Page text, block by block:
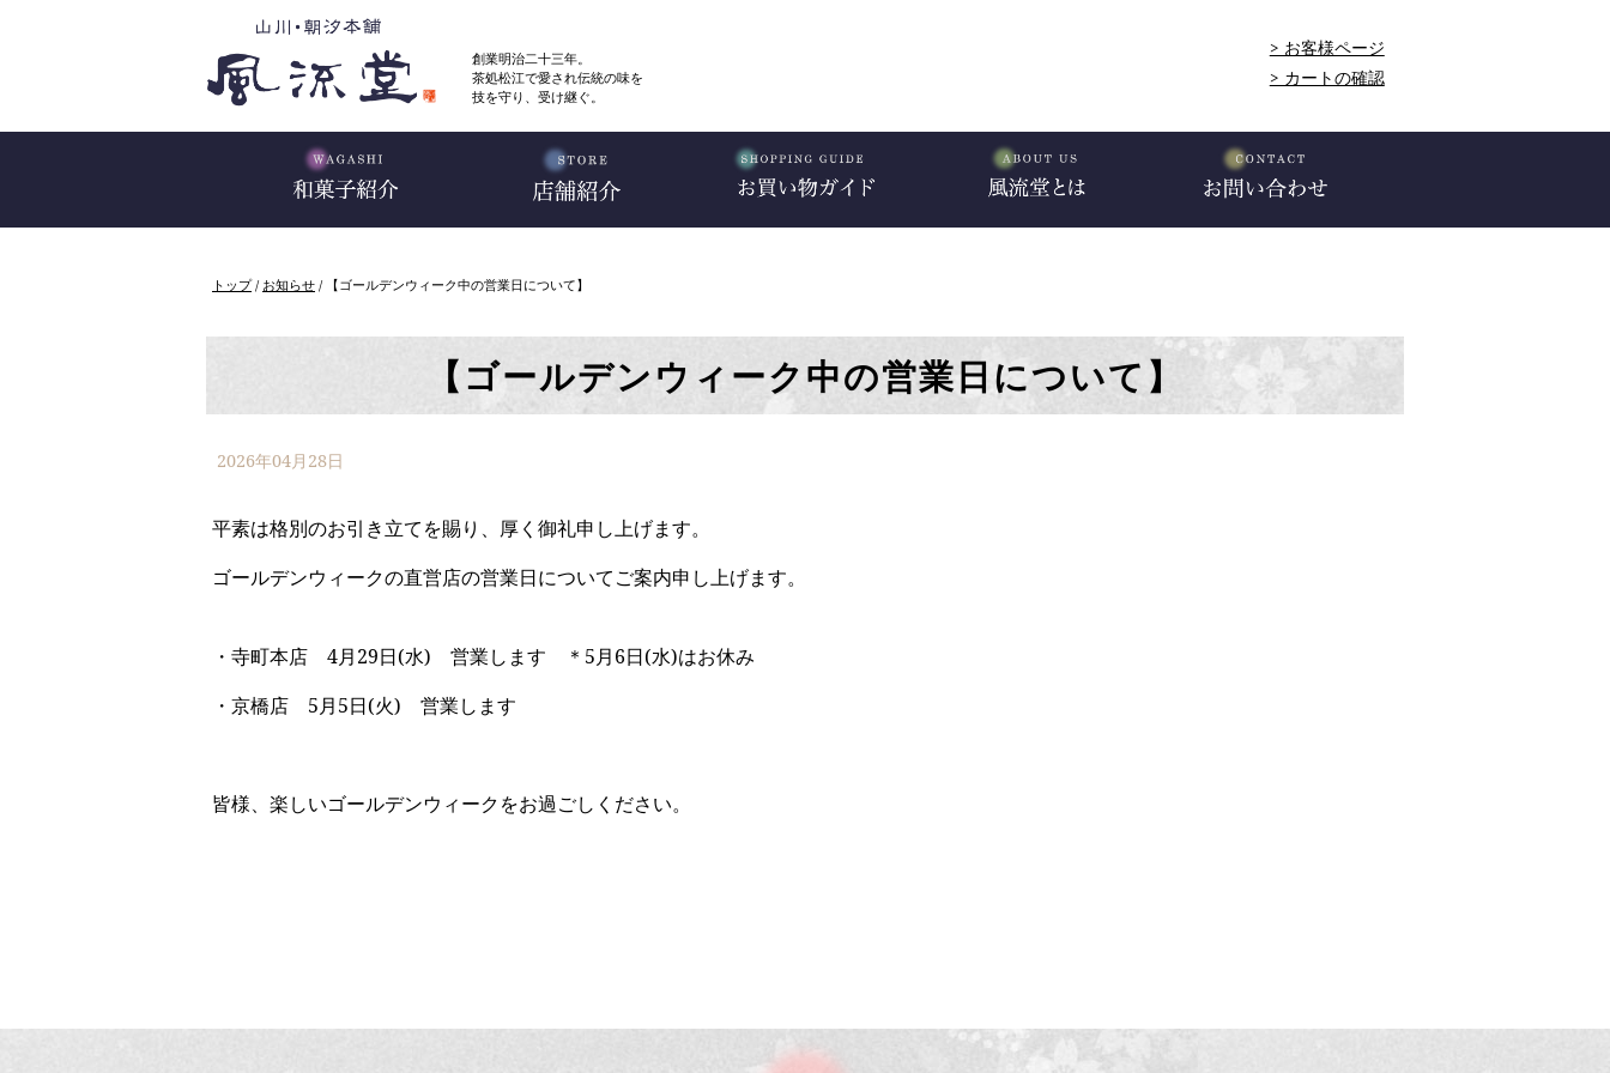
創業明治二十三年。
茶処松江で愛され伝統の味を
技を守り、受け継ぐ。
> お客様ページ
> カートの確認
現
位
トップ/ お知らせ / 【ゴールデンウィーク中の営業日について】
【ゴールデンウィーク中の営業日について】
2026年04月28日
平素は格別のお引き立てを賜り、厚く御礼申し上げます。
ゴールデンウィークの直営店の営業日についてご案内申し上げます。
・寺町本店 4月29日(水) 営業します ＊5月6日(水)はお休み
・京橋店 5月5日(火) 営業します
皆様、楽しいゴールデンウィークをお過ごしください。